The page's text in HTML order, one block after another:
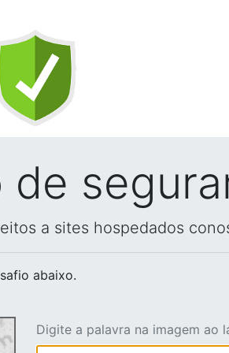
a sites hospedados
abaixo.
Digite a palavra na imagem ao